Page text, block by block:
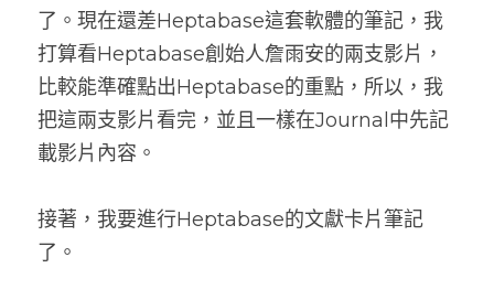
了。現在還差Heptabase這套軟體的筆記，我
打算看Heptabase創始人詹雨安的兩支影片，
比較能準確點出Heptabase的重點，所以，我
把這兩支影片看完，並且一樣在Journal中先記
載影片內容。
接著，我要進行Heptabase的文獻卡片筆記
了。